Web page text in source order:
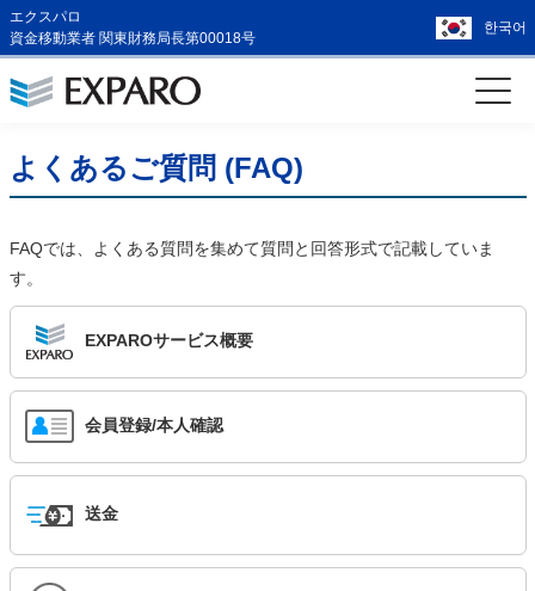
エクスパロ
資金移動業者 関東財務局長第00018号
한국어
よくあるご質問 (FAQ)
FAQでは、よくある質問を集めて質問と回答形式で記載していま
す。
EXPAROサービス概要
会員登録/本人確認
送金